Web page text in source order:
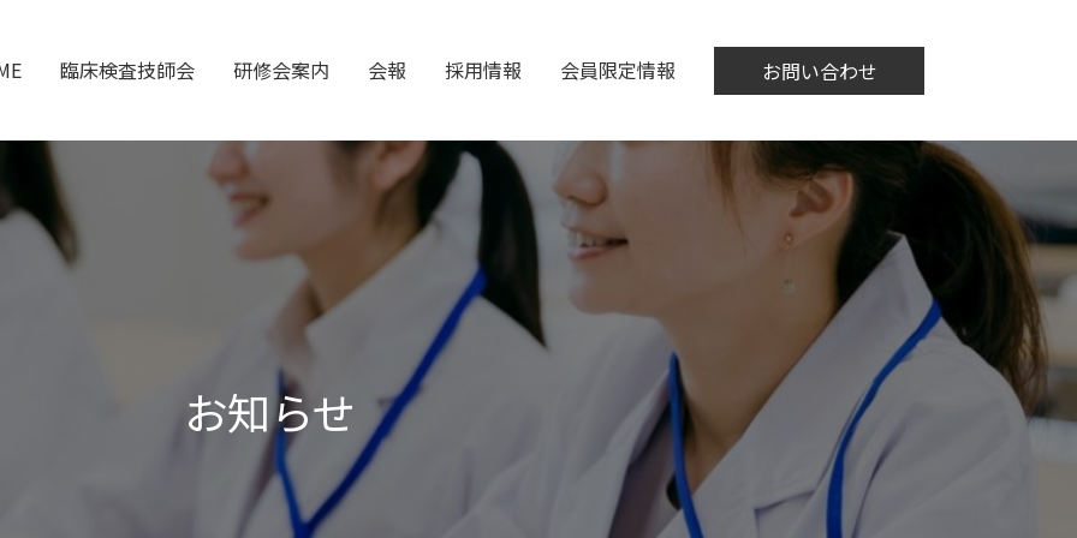
臨床検査技師会 研修会案内 会報 採用情報 会員限定情報 お問い合わせ
お知らせ